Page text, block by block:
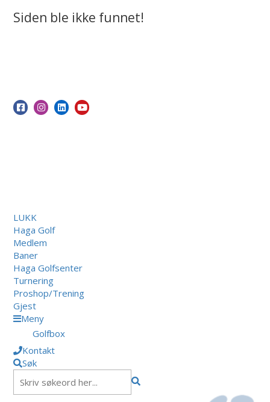
Siden ble ikke funnet!
LUKK
Haga Golf
Medlem
Baner
Haga Golfsenter
Turnering
Proshop/Trening
Gjest
Meny
Golfbox
Kontakt
Søk